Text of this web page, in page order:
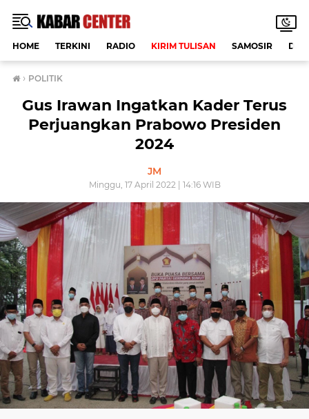
HOME TERKINI RADIO KIRIM TULISAN SAMOSIR
› POLITIK
Gus Irawan Ingatkan Kader Terus
Perjuangkan Prabowo Presiden
2024
JM
Minggu, 17 April 2022 | 14:16 WIB